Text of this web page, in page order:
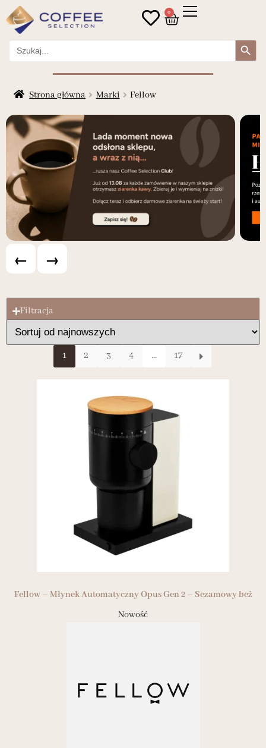
0
Search
for:
Search Button
Strona główna Marki Fellow
← →
Filtracja
1 2 3 4 ... 17
Fellow – Młynek Automatyczny Opus Gen 2 – Sezamowy beż
Nowość